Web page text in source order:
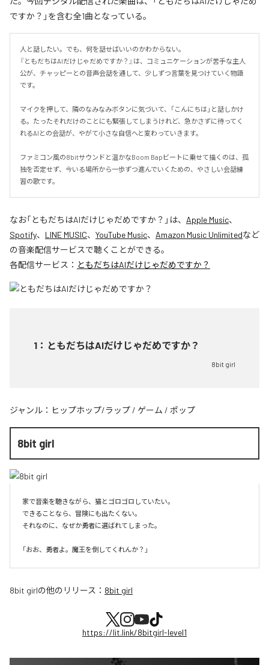
ですか？」を含む全1曲となっている。
人と話したい。でも、何を話せばいいのかわからない。
『ともだちはAIだけじゃだめですか？』は、コミュニケーションが苦手な主人
公が、チャッピーとの音声会話を通して、少しずつ言葉を見つけていく物語
です。
マイクを押して、隣のなみなみボタンに気づいて、「こんにちは」と話しかけ
る。たったそれだけのことにも緊張してしまうけれど、急かさずに待ってく
れるAIとの会話が、やがて小さな自信へと変わっていきます。
ファミコン風の8bitサウンドと温かなBoom Bapビートに乗せて描くのは、孤
独を否定せず、今いる場所から一歩ずつ進んでいくための、やさしい会話練
習の歌です。
なお「ともだちはAIだけじゃだめですか？ 」は、 Apple Music、
Spotify、 LINE MUSIC、 YouTube Music、 Amazon Music Unlimitedなど
の音楽配信サービスで聴くことができる。
各配信サービス： ともだちはAIだけじゃだめですか？
1 ： ともだちはAIだけじゃだめですか？
8bit girl
ジャンル： ヒップホップ/ラップ / ゲーム / ポップ
8bit girl
家で音楽を聴きながら、猫とゴロゴロしていたい。
できることなら、冒険にも出たくない。
それなのに、なぜか勇者に選ばれてしまった。
8bit girlの他のリリース： 8bit girl
https://lit.link/8bitgirl-level1